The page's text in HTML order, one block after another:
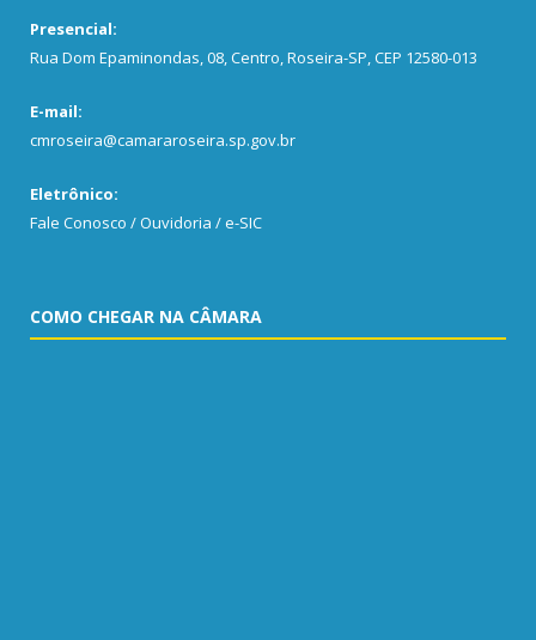
Presencial:
Rua Dom Epaminondas, 08, Centro, Roseira-SP, CEP 12580-013
E-mail:
cmroseira@camararoseira.sp.gov.br
Eletrônico:
Fale Conosco / Ouvidoria / e-SIC
COMO CHEGAR NA CÂMARA